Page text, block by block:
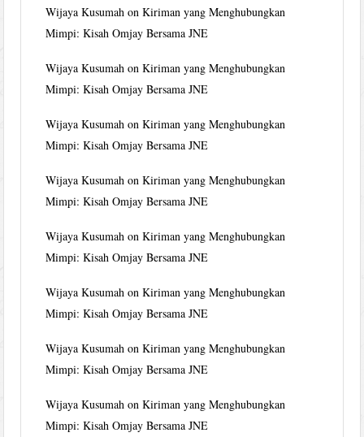
Wijaya Kusumah onKiriman yang Menghubungkan
Mimpi: Kisah Omjay Bersama JNE
Wijaya Kusumah onKiriman yang Menghubungkan
Mimpi: Kisah Omjay Bersama JNE
Wijaya Kusumah onKiriman yang Menghubungkan
Mimpi: Kisah Omjay Bersama JNE
Wijaya Kusumah onKiriman yang Menghubungkan
Mimpi: Kisah Omjay Bersama JNE
Wijaya Kusumah onKiriman yang Menghubungkan
Mimpi: Kisah Omjay Bersama JNE
Wijaya Kusumah onKiriman yang Menghubungkan
Mimpi: Kisah Omjay Bersama JNE
Wijaya Kusumah onKiriman yang Menghubungkan
Mimpi: Kisah Omjay Bersama JNE
Wijaya Kusumah onKiriman yang Menghubungkan
Mimpi: Kisah Omjay Bersama JNE